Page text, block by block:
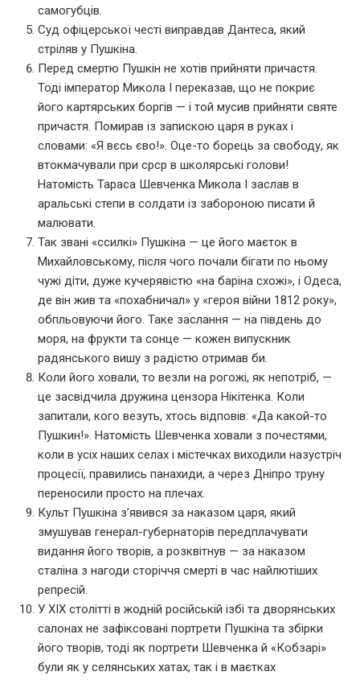
самогубців.
Суд офіцерської честі виправдав Дантеса, який
стріляв у Пушкіна.
Перед смертю Пушкін не хотів прийняти причастя.
Тоді імператор Микола I переказав, що не покриє
його картярських боргів — і той мусив прийняти святе
причастя. Помирав із запискою царя в руках і
словами: «Я вєсь єво!». Оце-то борець за свободу, як
втокмачували при срср в школярські голови!
Натомість Тараса Шевченка Микола I заслав в
аральські степи в солдати із забороною писати й
малювати.
Так звані «ссилкі» Пушкіна — це його маєток в
Михайловському, після чого почали бігати по ньому
чужі діти, дуже кучерявістю «на баріна схожі», і Одеса,
де він жив та «похабничал» у «героя війни 1812 року»,
обпльовуючи його. Таке заслання — на південь до
моря, на фрукти та сонце — кожен випускник
радянського вишу з радістю отримав би.
Коли його ховали, то везли на рогожі, як непотріб, —
це засвідчила дружина цензора Нікітенка. Коли
запитали, кого везуть, хтось відповів: «Да какой-то
Пушкин!». Натомість Шевченка ховали з почестями,
коли в усіх наших селах і містечках виходили назустріч
процесії, правились панахиди, а через Дніпро труну
переносили просто на плечах.
Культ Пушкіна з’явився за наказом царя, який
змушував генерал-губернаторів передплачувати
видання його творів, а розквітнув — за наказом
сталіна з нагоди сторіччя смерті в час найлютіших
репресій.
У ХІХ столітті в жодній російській ізбі та дворянських
салонах не зафіксовані портрети Пушкіна та збірки
його творів, тоді як портрети Шевченка й «Кобзарі»
були як у селянських хатах, так і в маєтках